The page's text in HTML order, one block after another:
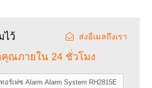
ไว้ ส่งอีเมลถึงเรา
คุณภายใน 24 ชั่วโมง